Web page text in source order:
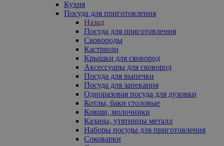
Кухня
Посуда для приготовления
Назад
Посуда для приготовления
Сковороды
Кастрюли
Крышки для сковород
Аксессуары для сковород
Посуда для выпечки
Посуда для запекания
Одноразовая посуда для духовки
Котлы, баки столовые
Ковши, молочники
Казаны, утятницы металл
Наборы посуды для приготовления
Соковарки